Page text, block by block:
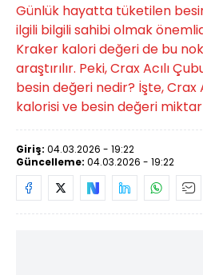
Günlük hayatta tüketilen
ilgili bilgili sahibi olmak
Kraker kalori değeri de bu
araştırılır. Peki, Crax Acılı
besin değeri nedir? İşte, Crax
kalorisi ve besin değeri
Giriş: 04.03.2026 - 19:22
Güncelleme: 04.03.2026 - 19:22